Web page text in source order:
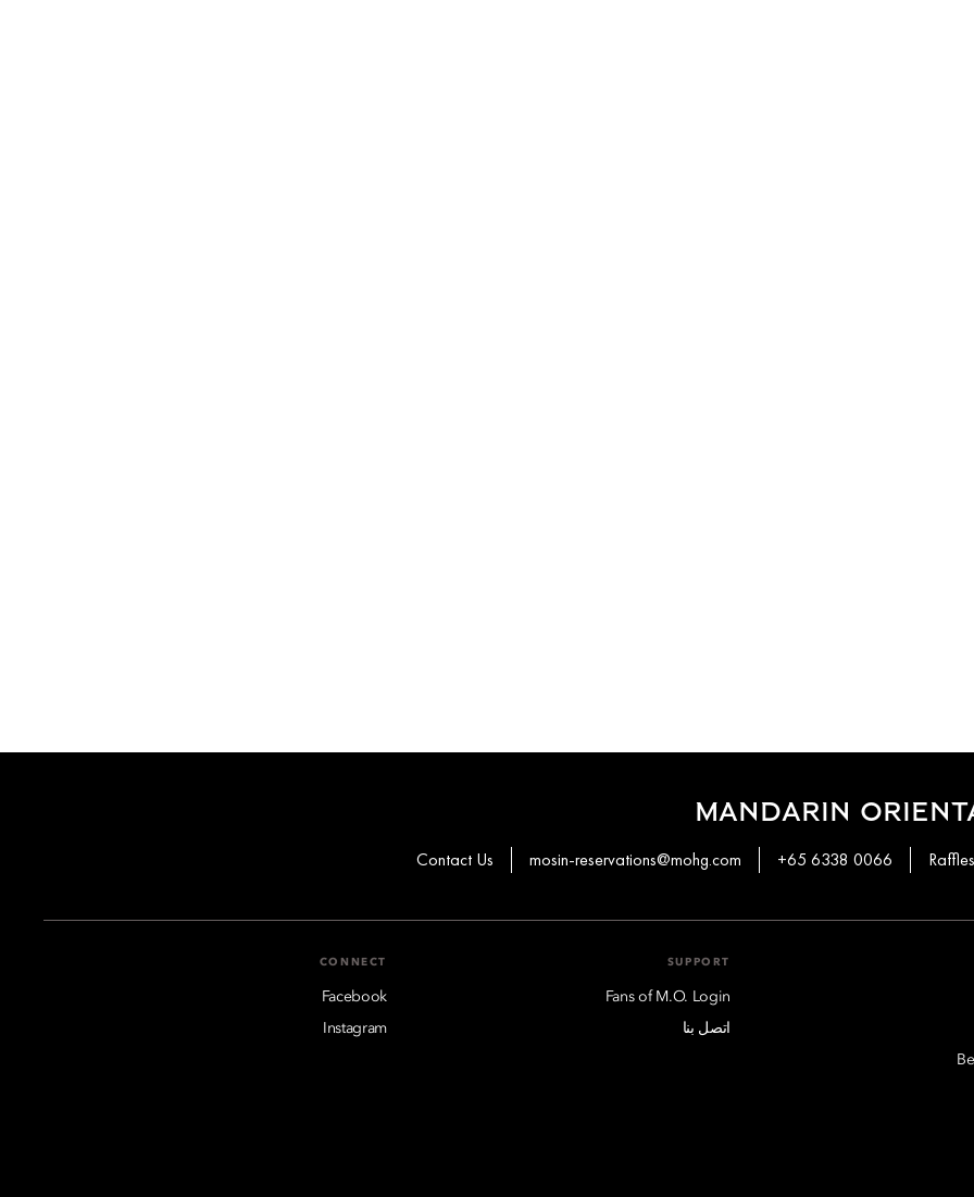
MANDARIN
+65 6338 0066
mosin-reservations@mohg.com
Contact Us
SUPPORT
Fans of M.O. Login
اتصل بنا
CONNECT
Facebook
Instagram